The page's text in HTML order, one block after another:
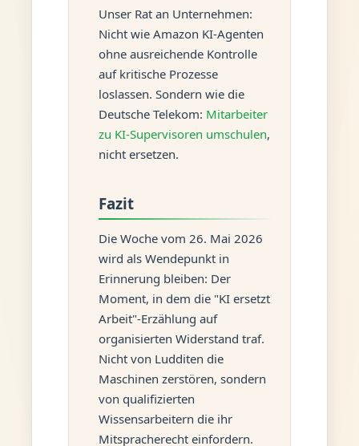
Unser Rat an Unternehmen:
Nicht wie Amazon KI-Agenten
ohne ausreichende Kontrolle
auf kritische Prozesse
loslassen. Sondern wie die
Deutsche Telekom: Mitarbeiter
zu KI-Supervisoren umschulen,
nicht ersetzen.
Fazit
Die Woche vom 26. Mai 2026
wird als Wendepunkt in
Erinnerung bleiben: Der
Moment, in dem die "KI ersetzt
Arbeit"-Erzählung auf
organisierten Widerstand traf.
Nicht von Ludditen die
Maschinen zerstören, sondern
von qualifizierten
Wissensarbeitern die ihr
Mitspracherecht einfordern.